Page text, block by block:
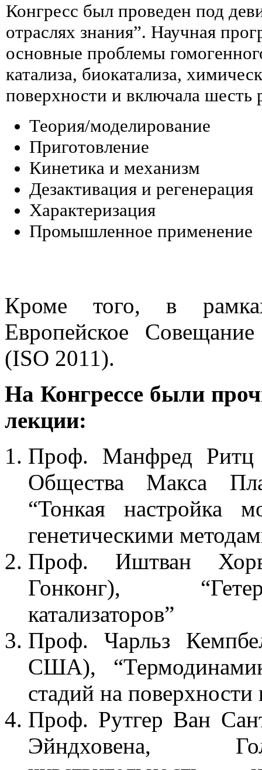
Конгресс был проведен под
отраслях знания”. Научная
основные проблемы
катализа, биокатализа,
поверхности и включала шесть
Теория/моделирование
Приготовление
Кинетика и механизм
Дезактивация и регенерация
Характеризация
Промышленное применение
Кроме того, в
Европейское
(ISO 2011).
На Конгрессе были
лекции:
Проф. Манфред Ритц
Общества Макса
“Тонкая настройка
генетическими
Проф. Иштван
Гонконг),
катализаторов”
Проф. Чарльз
США),
стадий на
Проф. Рутгер Ван
Эйндховена,